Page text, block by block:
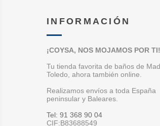
INFORMACIÓN
¡COYSA, NOS MOJAMOS POR TI!
Tu tienda favorita de baños de
Toledo, ahora también online.
Realizamos envíos a toda España
peninsular y Baleares.
Tel: 91 368 90 04
CIF:B83688549